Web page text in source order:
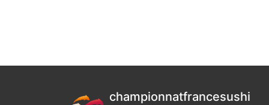
championnatfrancesushi